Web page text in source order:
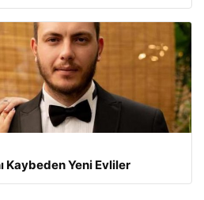
Kaybeden Yeni Evliler